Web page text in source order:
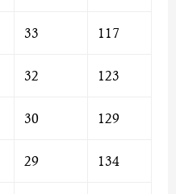
33 117
32 123
30 129
29 134